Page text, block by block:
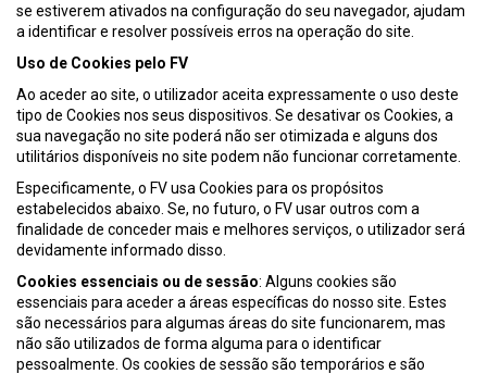
se estiverem ativados na configuração do seu navegador, ajudam
a identificar e resolver possíveis erros na operação do site.
Uso de Cookies pelo FV
Ao aceder ao site, o utilizador aceita expressamente o uso deste
tipo de Cookies nos seus dispositivos. Se desativar os Cookies, a
sua navegação no site poderá não ser otimizada e alguns dos
utilitários disponíveis no site podem não funcionar corretamente.
Especificamente, o FV usa Cookies para os propósitos
estabelecidos abaixo. Se, no futuro, o FV usar outros com a
finalidade de conceder mais e melhores serviços, o utilizador será
devidamente informado disso.
Cookies essenciais ou de sessão: Alguns cookies são
essenciais para aceder a áreas específicas do nosso site. Estes
são necessários para algumas áreas do site funcionarem, mas
não são utilizados de forma alguma para o identificar
pessoalmente. Os cookies de sessão são temporários e são